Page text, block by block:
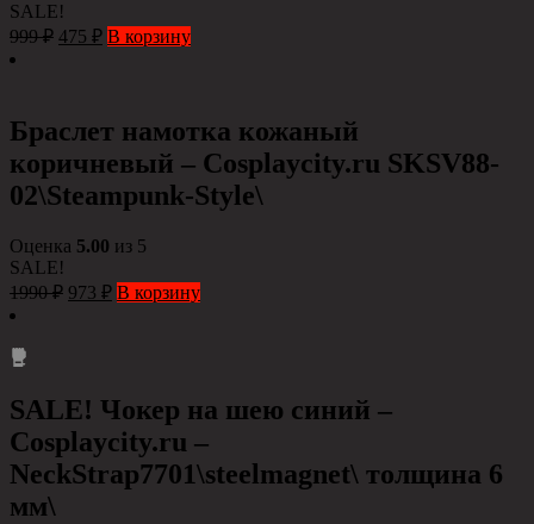
SALE!
999₽ 475 ₽ В корзину
Браслет намотка кожаный
коричневый – Сosplaycity.ru SKSV88-
02\Steampunk-Style\
Оценка 5.00 из 5
SALE!
1990₽ 973 ₽ В корзину
SALE! Чокер на шею синий –
Cosplaycity.ru –
NeckStrap7701\steelmagnet\ толщина 6
мм\